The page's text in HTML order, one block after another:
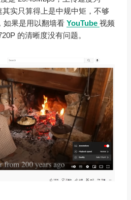
实只算得上是中规中矩，不够
如果是用以翻墙看 YouTube 视频
的清晰度没有问题。